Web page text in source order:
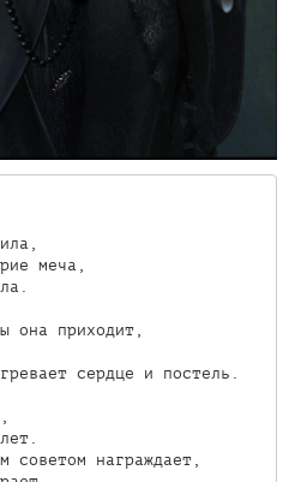
меча,
она приходит,
сердце и постель.
советом награждает,